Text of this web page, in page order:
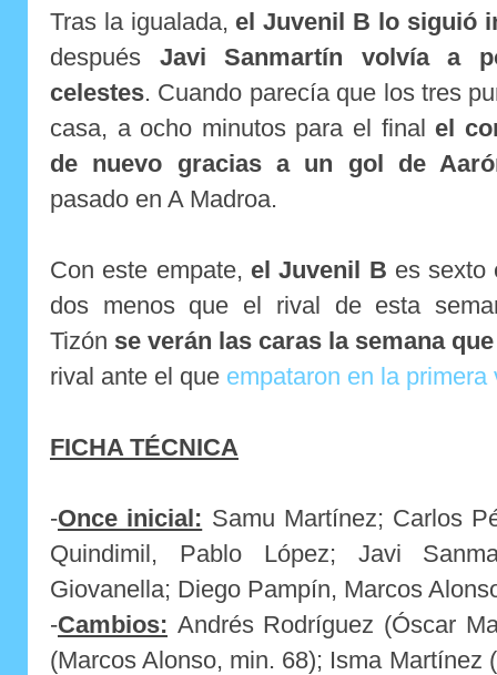
Tras la igualada, el Juvenil B lo siguió
después Javi Sanmartín volvía a
celestes. Cuando parecía que los tres
casa, a ocho minutos para el final el
de nuevo gracias a un gol de
pasado en A Madroa.
Con este empate, el Juvenil B es sexto
dos menos que el rival de esta
Tizón se verán las caras la semana
rival ante el que empataron en la primera
FICHA TÉCNICA
-Once inicial: Samu Martínez; Carlos
Quindimil, Pablo López; Javi
Giovanella; Diego Pampín, Marcos
-Cambios: Andrés Rodríguez (Óscar
(Marcos Alonso, min. 68); Isma Martínez